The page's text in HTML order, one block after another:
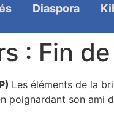
Diaspora
: Fin
Les éléments de la
poignardant son ami